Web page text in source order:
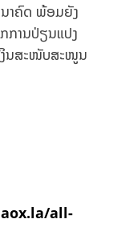
າຄົດ ພ້ອມຍັງ
ການປ່ຽນແປງ
ງິນສະໜັບສະໜູນ
all-